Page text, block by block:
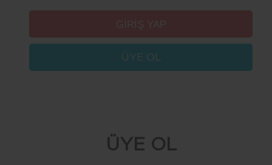
ÜYE OL
ÜYE OL